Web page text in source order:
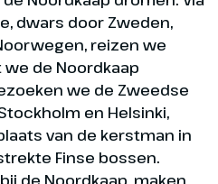
dwars door Zweden,
reizen we
de Noordkaap
we de Zweedse
en Helsinki,
van de kerstman in
Finse bossen.
de Noordkaap, maken